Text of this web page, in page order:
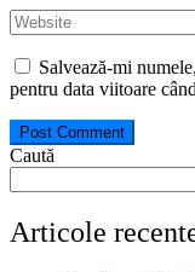
Salvează-mi
pentru data viitoare
Caută
Articole